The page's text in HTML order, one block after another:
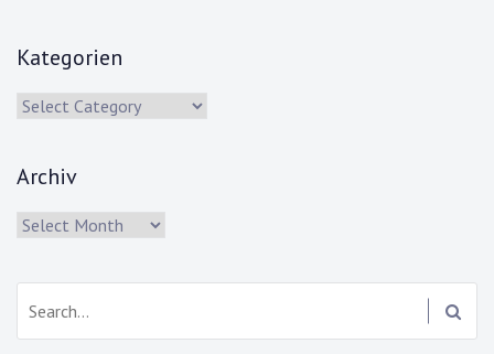
Kategorien
Kategorien
Archiv
Archiv